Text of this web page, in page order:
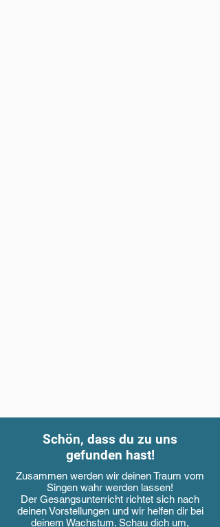
Schön, dass du zu uns
gefunden hast!
Zusammen werden wir deinen Traum vom
Singen wahr werden lassen!
Der Gesangsunterricht richtet sich nach
deinen Vorstellungen und wir helfen dir bei
deinem Wachstum. Schau dich um,